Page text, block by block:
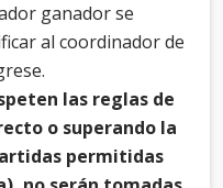
ganador se
al coordinador de
las reglas de
o superando la
permitidas